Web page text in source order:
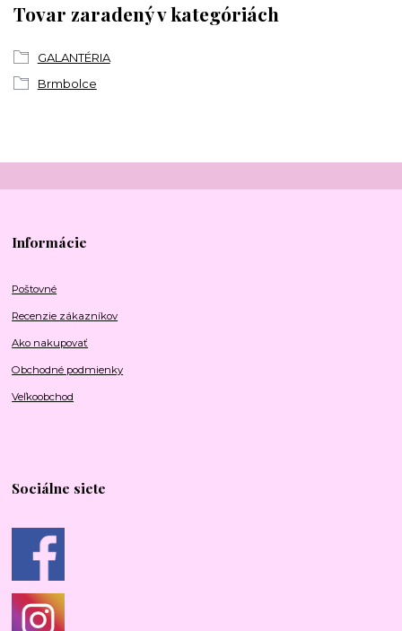
Tovar zaradený v kategóriách
GALANTÉRIA
Brmbolce
Informácie
Poštovné
Recenzie zákazníkov
Ako nakupovať
Obchodné podmienky
Veľkoobchod
Sociálne siete